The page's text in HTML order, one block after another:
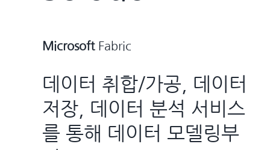
MicrosoftFabric
데이터 취합/가공, 데이터
저장, 데이터 분석 서비스
를 통해 데이터 모델링부